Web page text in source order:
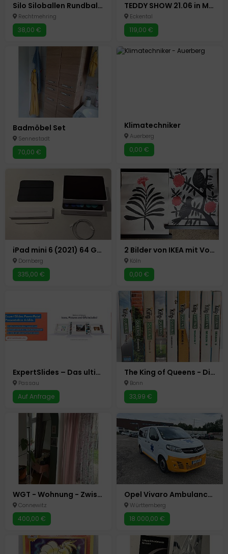
Silo Siloballen Rundballen
Rechtmehring
38,00 €
TEDDY SHOW 21.06 in München 2 Karten Top Sitzplätze
Eckental
119,00 €
Badmöbel Set
Sennestadt
70,00 €
Klimatechniker
Auerberg
0,00 €
iPad mini 6 (2021) 64 GB + Apple Pencil 2 + Hülle
Dornberg
335,00 €
2 Bilder von IKEA mit Vogel-/Blumenmuster zu verschenken
Köln
0,00 €
ExpertSlides – Das ultimative PowerPoint Add-In für Profis
Passau
Auf Anfrage
The King of Queens - Die komplette Serie - Staffel 1-9 - Kult Sitcom - DVD Boxen
Bonn
33,99 €
WGT - Wohnung - Zwischenmiete - Wochenende - Pfingsten
Connewitz
400,00 €
Opel Vivaro Ambulance *Automatik*Top*NAVI*
Württemberg
18.000,00 €